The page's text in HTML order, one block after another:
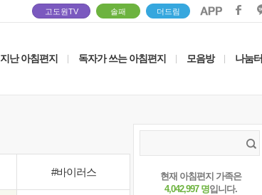
고도원TV 솔패 더드림
지난 아침편지 독자가 쓰는 아침편지 모음방 나눔터
#바이러스
현재 아침편지 가족은
4,042,997 명입니다.